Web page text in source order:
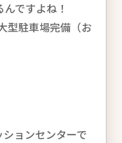
ですよね！
型駐車場完備（お
ョンセンターで